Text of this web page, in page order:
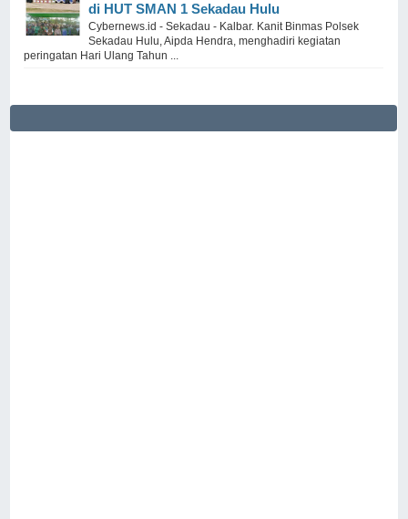
di HUT SMAN 1 Sekadau Hulu
Cybernews.id - Sekadau - Kalbar. Kanit Binmas Polsek
Sekadau Hulu, Aipda Hendra, menghadiri kegiatan
peringatan Hari Ulang Tahun ...